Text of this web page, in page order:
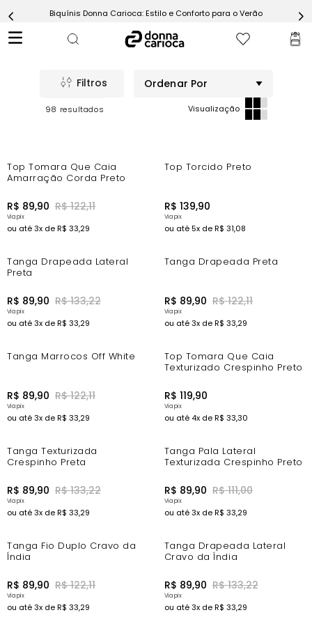
Biquínis Donna Carioca: Estilo e Conforto para o Verão
Ordenar Por
98
-18%
Top Tomara Que Caia
Amarração Corda Preto
R$ 89,90 R$ 122,11
ou até3x deR$ 33,29
New In
Top Torcido Preto
R$ 139,90
ou até5x deR$ 31,08
-25%
Tanga Drapeada Lateral
Preta
R$ 89,90 R$ 133,22
ou até3x deR$ 33,29
-18%
Tanga Drapeada Preta
R$ 89,90 R$ 122,11
ou até3x deR$ 33,29
-18%
Tanga Marrocos Off White
R$ 89,90 R$ 122,11
ou até3x deR$ 33,29
New In
Top Tomara Que Caia
Texturizado Crespinho Preto
R$ 119,90
ou até 4x deR$ 33,30
-25%
Tanga Texturizada
Crespinho Preta
R$ 89,90 R$ 133,22
ou até3x deR$ 33,29
-10%
Tanga Pala Lateral
Texturizada Crespinho Preto
R$ 89,90 R$ 111,00
ou até3x deR$ 33,29
-18%
Tanga Fio Duplo Cravo da
Índia
R$ 89,90 R$ 122,11
ou até3x deR$ 33,29
-25%
Tanga Drapeada Lateral
Cravo da Índia
R$ 89,90 R$ 133,22
ou até3x deR$ 33,29
Short
Epic Vermelho
Challenge Azul
Ultimate Rosa